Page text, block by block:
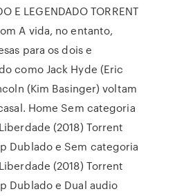
E LEGENDADO TORRENT
A vida, no entanto,
para os dois e
como Jack Hyde (Eric
(Kim Basinger) voltam
Home Sem categoria
(2018) Torrent
Dublado e Sem categoria
(2018) Torrent
Dublado e Dual audio